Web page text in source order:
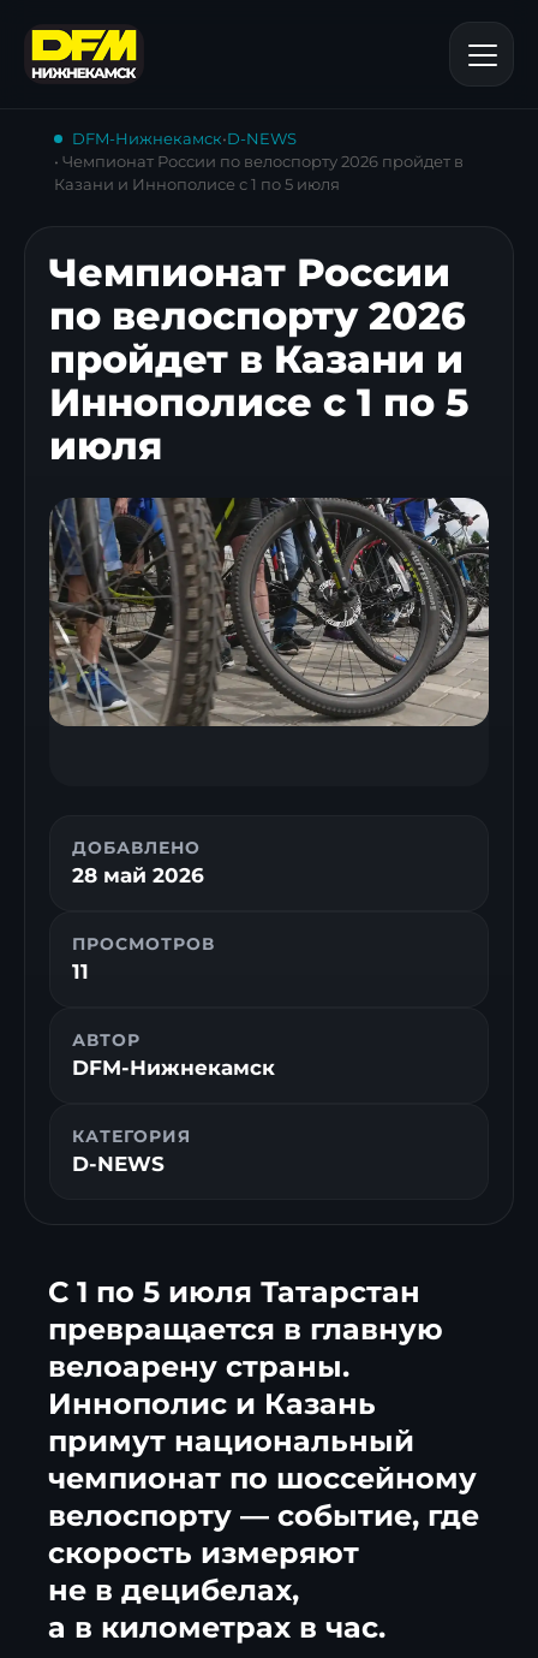
DFM-Нижнекамск•D-NEWS
• Чемпионат России по велоспорту 2026 пройдет в
Казани и Иннополисе с 1 по 5 июля
Чемпионат России
по велоспорту 2026
пройдет в Казани и
Иннополисе с 1 по 5
июля
ДОБАВЛЕНО
28 май 2026
ПРОСМОТРОВ
11
АВТОР
DFM-Нижнекамск
КАТЕГОРИЯ
D-NEWS
С 1 по 5 июля Татарстан
превращается в главную
велоарену страны.
Иннополис и Казань
примут национальный
чемпионат по шоссейному
велоспорту — событие, где
скорость измеряют
не в децибелах,
а в километрах в час.